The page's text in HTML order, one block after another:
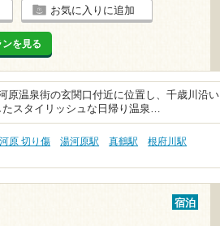
お気に入りに追加
を見る
原温泉街の玄関口付近に位置し、千歳川沿い
たスタイリッシュな日帰り温泉…
原 切り傷 湯河原駅 真鶴駅
根府川駅
宿泊